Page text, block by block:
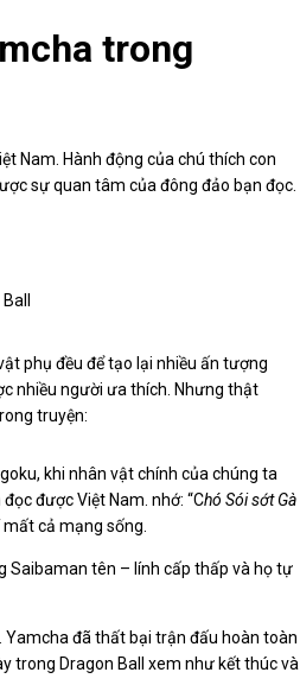
trong
Nam. Hành động của chú thích con
sự quan tâm của đông đảo bạn đọc.
phụ đều để tạo lại nhiều ấn tượng
nhiều người ưa thích. Nhưng thật
truyện:
khi nhân vật chính của chúng ta
được Việt Nam. nhớ: “Chó Sói sớt Gà
cả mạng sống.
Saibaman tên – lính cấp thấp và họ tự
Yamcha đã thất bại trận đấu hoàn toàn
trong Dragon Ball xem như kết thúc và